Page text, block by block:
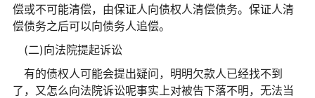
偿或不可能清偿，由保证人向债权人清偿债务。保证人清
偿债务之后可以向债务人追偿。
(二)向法院提起诉讼
有的债权人可能会提出疑问，明明欠款人已经找不到
了，又怎么向法院诉讼呢事实上对被告下落不明，无法当